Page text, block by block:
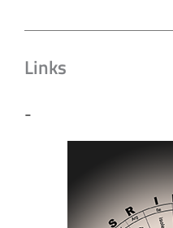
Links
-